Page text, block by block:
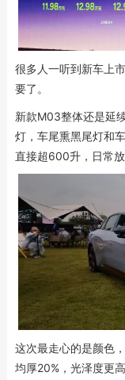
很多人一听到新车上
要了。
新款M03整体还是延
灯，车尾熏黑尾灯和
直接超600升，日常
这次最走心的是颜色
均厚20%，光泽度更